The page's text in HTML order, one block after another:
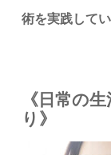
術を実践して
《日常の
り》